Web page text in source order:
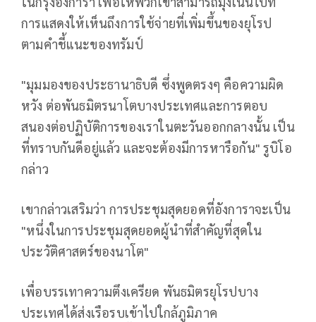
การแสดงให้เห็นถึงการใช้จ่ายที่เพิ่มขึ้นของยุโรป
ตามคำชี้แนะของทรัมป์
"มุมมองของประธานาธิบดี ซึ่งพูดตรงๆ คือความผิด
หวัง ต่อพันธมิตรนาโตบางประเทศและการตอบ
สนองต่อปฏิบัติการของเราในตะวันออกกลางนั้น เป็น
ที่ทราบกันดีอยู่แล้ว และจะต้องมีการหารือกัน" รูบิโอ
กล่าว
เขากล่าวเสริมว่า การประชุมสุดยอดที่อังการาจะเป็น
"หนึ่งในการประชุมสุดยอดผู้นำที่สำคัญที่สุดใน
ประวัติศาสตร์ของนาโต"
เพื่อบรรเทาความตึงเครียด พันธมิตรยุโรปบาง
ประเทศได้ส่งเรือรบเข้าไปใกล้ภูมิภาค